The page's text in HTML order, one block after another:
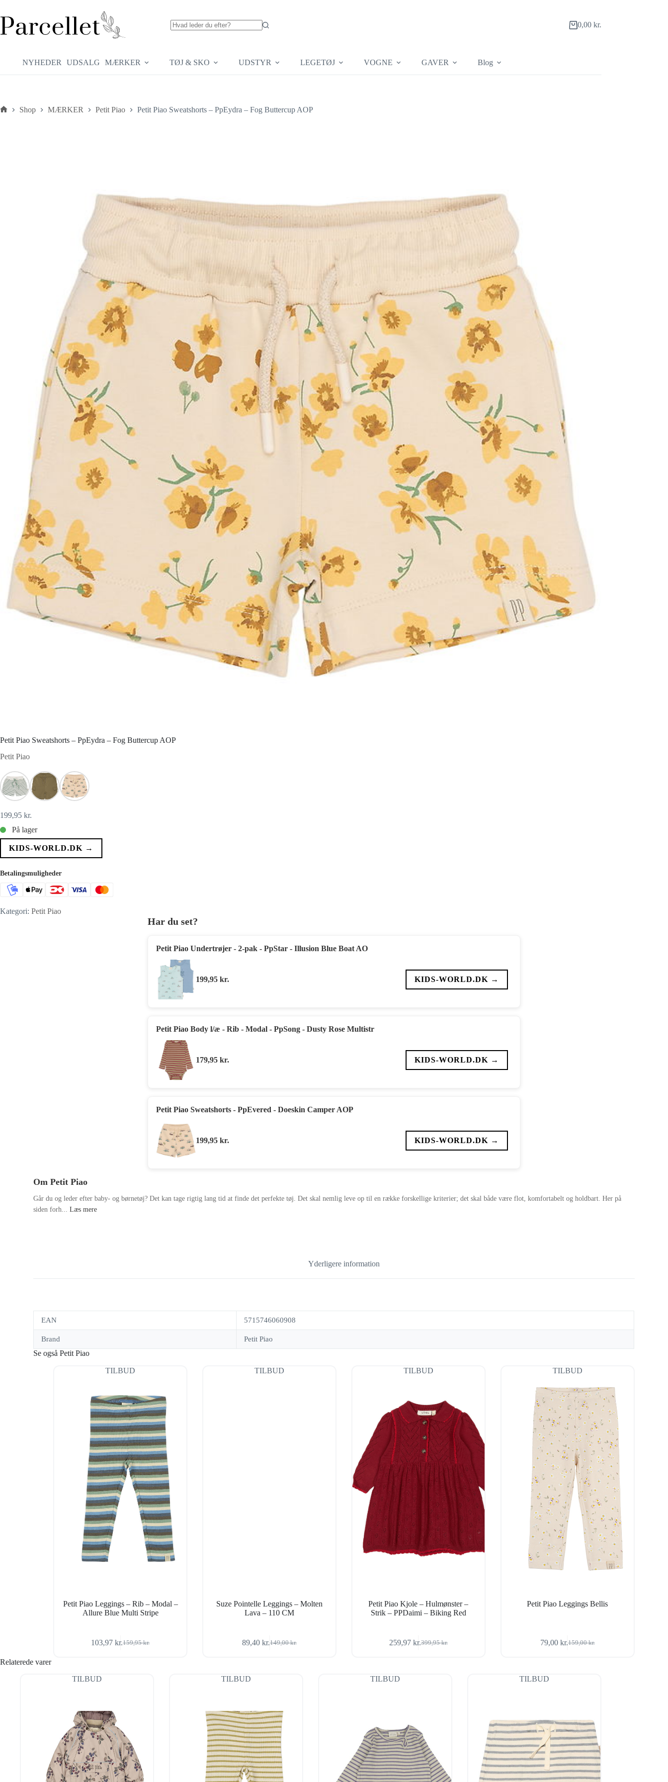
indhold
Indkøbskurv
0,00 kr.
NYHEDER UDSALG MÆRKER TØJ & SKO UDSTYR LEGETØJ VOGNE GAVER Blog
Shop MÆRKER Petit Piao Petit Piao Sweatshorts – PpEydra – Fog Buttercup AOP
Petit Piao Sweatshorts – PpEydra – Fog Buttercup AOP
Petit Piao
199,95 kr.
På lager
KIDS-WORLD.DK →
Betalingsmuligheder
Kategori: Petit Piao
Har du set?
Petit Piao Undertrøjer - 2-pak - PpStar - Illusion Blue Boat AO
199,95 kr. KIDS-WORLD.DK →
Petit Piao Body l/æ - Rib - Modal - PpSong - Dusty Rose Multistr
179,95 kr. KIDS-WORLD.DK →
Petit Piao Sweatshorts - PpEvered - Doeskin Camper AOP
199,95 kr. KIDS-WORLD.DK →
Om Petit Piao
Går du og leder efter baby- og børnetøj? Det kan tage rigtig lang tid at finde det perfekte tøj. Det skal nemlig leve op til en række forskellige kriterier; det skal både være flot, komfortabelt og holdbart. Her på
siden forh...Læs mere
Yderligere information
EAN 5715746060908
Brand Petit Piao
Se også Petit Piao
TILBUD
Petit Piao Leggings – Rib – Modal –
Allure Blue Multi Stripe
159,95kr.
Den
103,97kr.Den
TILBUD
Suze Pointelle Leggings – Molten
Lava – 110 CM
149,00kr.
Den
89,40kr.Den
TILBUD
Petit Piao Kjole – Hulmønster –
Strik – PPDaimi – Biking Red
399,95kr.
Den
259,97 kr.Den
TILBUD
Petit Piao Leggings Bellis
159,00kr.
Den
79,00 kr.Den
Relaterede varer
TILBUD TILBUD TILBUD TILBUD